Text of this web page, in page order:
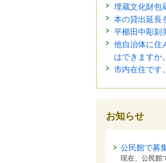
埋蔵文化財包
本の貸出延長
平櫛田中彫刻
他自治体に住
はできますか。
市内在住です
お知らせ
公民館で募
現在、公民館